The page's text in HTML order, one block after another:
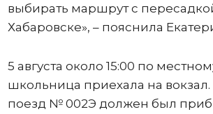
выбирать маршрут с
Хабаровске», – пояснила
5 августа около 15:00 по
школьница приехала на
поезд № 002Э должен был